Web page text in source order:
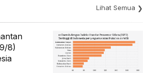
Lihat Semua
8)